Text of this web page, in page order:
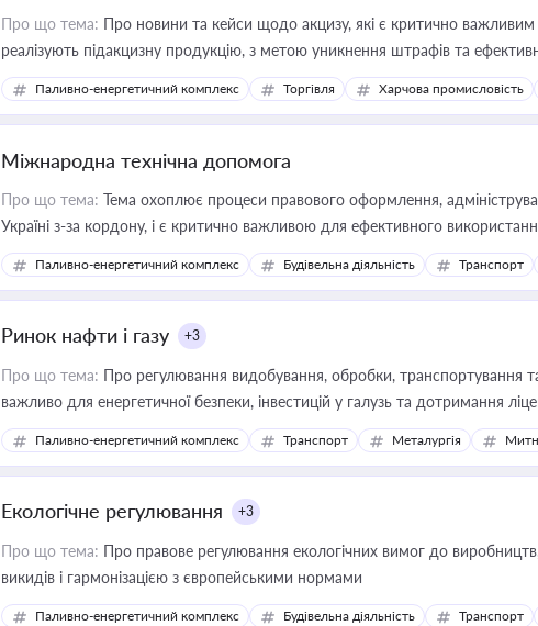
Про що тема: Про новини та кейси щодо акцизу, які є критично
реалізують підакцизну продукцію, з метою уникнення штрафів та
Паливно-енергетичний комплекс Торгівля Харчова промисловість
Міжнародна технічна допомога
Про що тема: Тема охоплює процеси правового оформлення,
Україні з-за кордону, і є критично важливою для ефективного
інфраструктурних проєктів
Паливно-енергетичний комплекс Будівельна діяльність Транспорт
Ринок нафти і газу +3
Про що тема: Про регулювання видобування, обробки, транспортування
важливо для енергетичної безпеки, інвестицій у галузь та дотримання
Паливно-енергетичний комплекс Транспорт Металургія
Екологічне регулювання +3
Про що тема: Про правове регулювання екологічних вимог до
викидів і гармонізацією з європейськими нормами
Паливно-енергетичний комплекс Будівельна діяльність Транспорт